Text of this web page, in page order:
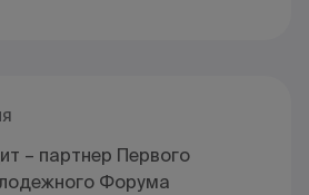
– партнер Первого
Форума